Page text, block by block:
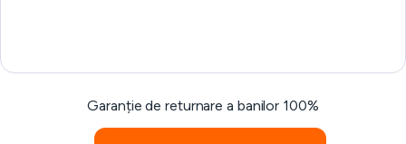
Garanție de returnare a banilor 100%